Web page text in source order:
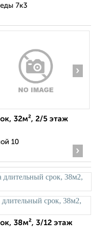
7к3
›
32м², 2/5 этаж
10
›
38м², 3/12 этаж